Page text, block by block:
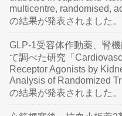
multicentre, randomised,
の結果が発表されました。
GLP-1受容体作動薬、腎
て調べた研究「
Receptor Agonists by
Analysis of Randomized
の結果が発表されました。